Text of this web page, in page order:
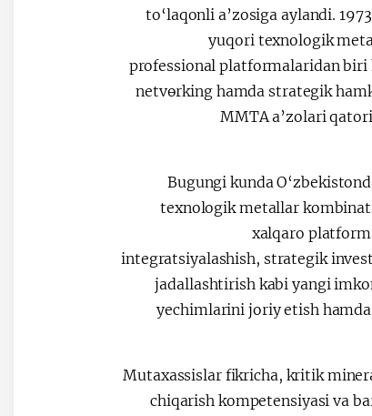
to‘laqonli a’zosiga aylandi.
yuqori texnologik
professional platformalaridan biri
netvөrking hamda strategik
MMTA a’zolari
Bugungi kunda
texnologik metallar
xalqaro
integratsiyalashish, strategik
jadallashtirish kabi yangi
yechimlarini joriy etish
Mutaxassislar fikricha, kritik
chiqarish kompetensiyasi va